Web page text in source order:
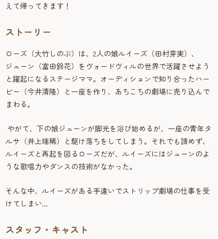
えて帰ってきます！
ストーリー
ローズ（大竹しのぶ）は、2人の娘ルイーズ（田村芽実）、
ジューン（富田鈴花）をヴォードヴィルの世界で活躍させよう
と躍起になるステージママ。オーディションで知り合ったハー
ビー（今井清隆）と一座を作り、あちこちの劇場に売り込んで
まわる。
やがて、下の娘ジューンが脚光を浴び始めるが、一座の青年タ
ルサ（井上瑞稀）と駆け落ちをしてしまう。それでも諦めず、
ルイーズと再起を図るローズだが、ルイーズにはジューンのよ
うな歌唱力やダンスの技術がなかった。
そんな中、ルイーズがある手違いでストリップ劇場の仕事を受
けてしまい…
スタッフ・キャスト